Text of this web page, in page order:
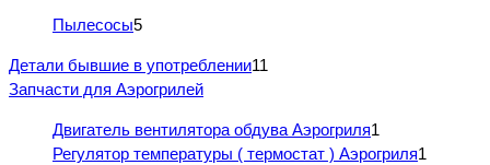
Пылесосы5
Детали бывшие в употреблении11
Запчасти для Аэрогрилей
Двигатель вентилятора обдува Аэрогриля1
Регулятор температуры ( термостат ) Аэрогриля1